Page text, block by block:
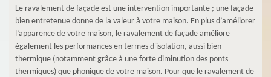
Le ravalement de façade est une intervention importante ; une façade
bien entretenue donne de la valeur à votre maison. En plus d’améliorer
l’apparence de votre maison, le ravalement de façade améliore
également les performances en termes d'isolation, aussi bien
thermique (notamment grâce à une forte diminution des ponts
thermiques) que phonique de votre maison. Pour que le ravalement de